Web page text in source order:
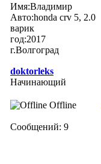
Имя:Владимир
Авто:honda crv 5, 2.0
варик
год:2017
г.Волгоград
doktorleks
Начинающий
Offline
Сообщений: 9